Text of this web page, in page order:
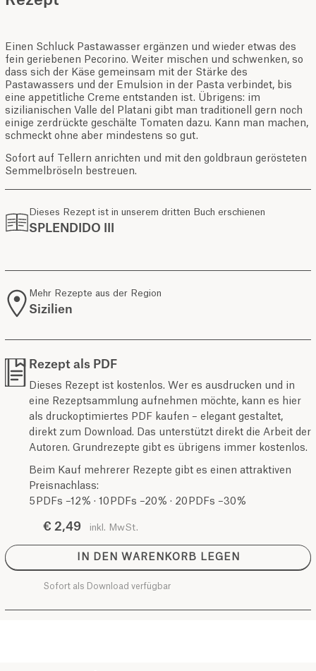
Einen Schluck Pastawasser ergänzen und wieder etwas des
fein geriebenen Pecorino. Weiter mischen und schwenken, so
dass sich der Käse gemeinsam mit der Stärke des
Pastawassers und der Emulsion in der Pasta verbindet, bis
eine appetitliche Creme entstanden ist. Übrigens: im
sizilianischen Valle del Platani gibt man traditionell gern noch
einige zerdrückte geschälte Tomaten dazu. Kann man machen,
schmeckt ohne aber mindestens so gut.
Sofort auf Tellern anrichten und mit den goldbraun gerösteten
Semmelbröseln bestreuen.
Dieses Rezept ist in unserem dritten Buch erschienen
SPLENDIDO III
Mehr Rezepte aus der Region
Sizilien
Rezept als PDF
Dieses Rezept ist kostenlos. Wer es ausdrucken und in
eine Rezeptsammlung aufnehmen möchte, kann es hier
als druckoptimiertes PDF kaufen – elegant gestaltet,
direkt zum Download. Das unterstützt direkt die Arbeit der
Autoren. Grundrezepte gibt es übrigens immer kostenlos.
Beim Kauf mehrerer Rezepte gibt es einen attraktiven
Preisnachlass:
5 PDFs –12 % · 10 PDFs –20 % · 20 PDFs –30 %
€ 2,49 inkl. MwSt.
IN DEN WARENKORB LEGEN
Sofort als Download verfügbar